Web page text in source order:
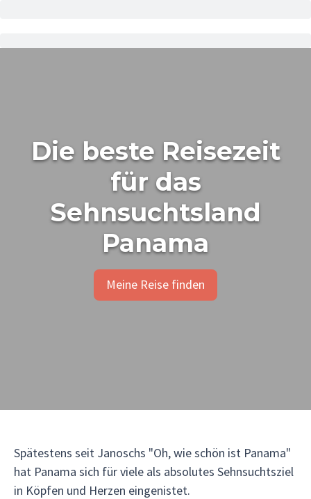
Die beste Reisezeit
für das
Sehnsuchtsland
Panama
Meine Reise finden
Spätestens seit Janoschs "Oh, wie schön ist Panama"
hat Panama sich für viele als absolutes Sehnsuchtsziel
in Köpfen und Herzen eingenistet.